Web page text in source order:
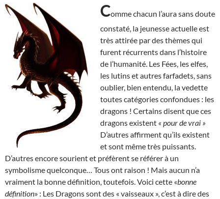
Comme chacun l’aura sans doute
constaté, la jeunesse actuelle est
très attirée par des thèmes qui
furent récurrents dans l’histoire
de l’humanité. Les Fées, les elfes,
les lutins et autres farfadets, sans
oublier, bien entendu, la vedette
toutes catégories confondues : les
dragons ! Certains disent que ces
dragons existent « pour de vrai »
D’autres affirment qu’ils existent
et sont même très puissants.
D’autres encore sourient et préfèrent se référer à un
symbolisme quelconque… Tous ont raison ! Mais aucun n’a
vraiment la bonne définition, toutefois. Voici cette «bonne
définition» : Les Dragons sont des « vaisseaux », c’est à dire des